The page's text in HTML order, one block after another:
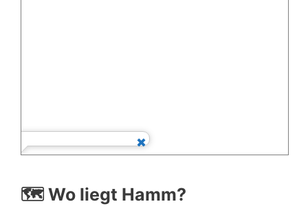
🗺️ Wo liegt Hamm?